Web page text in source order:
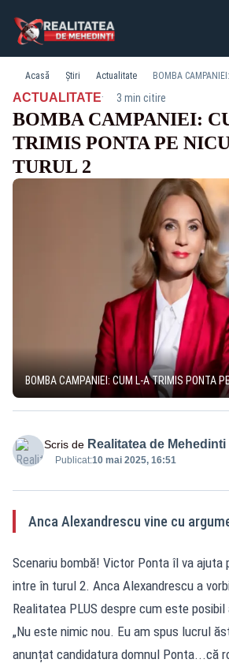
Acasă Știri Actualitate
ACTUALITATE· 3 min citire
BOMBA CAMPANIEI:
TRIMIS PONTA PE
TURUL 2
BOMBA CAMPANIEI: CUM L-A TRIMIS PONTA
Scris de Realitatea de Mehedinti
Publicat:10 mai 2025, 16:51
Anca Alexandrescu vine cu
Scenariu bombă! Victor Ponta îl va ajuta
intre în turul 2. Anca Alexandrescu a
Realitatea PLUS despre cum este
„Nu este nimic nou. Eu am spus lucrul
anunțat candidatura domnul Ponta...că